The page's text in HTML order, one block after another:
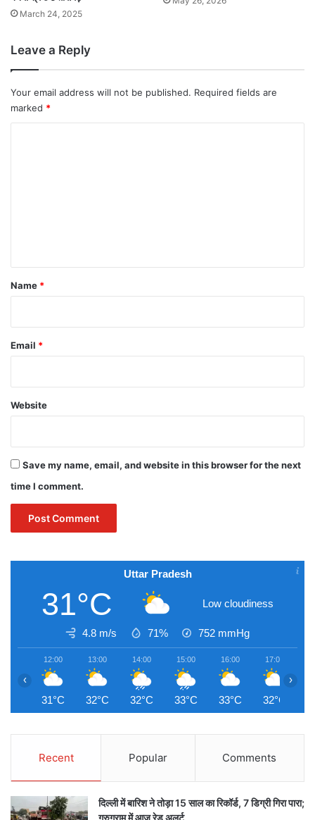
March 24, 2025
Leave a Reply
Your email address will not be published. Required fields are
marked *
*
Name *
Email *
Website
Save my name, email, and website in this browser for the next
time I comment.
Uttar Pradesh
31°C Low cloudiness
4.8 m/s 71% 752 mmHg
12:00
31°C
13:00
32°C
14:00
32°C
15:00
33°C
16:00
33°C
17:00
32°C
‹ ›
Recent Popular Comments
दिल्ली में बारिश ने तोड़ा 15 साल का रिकॉर्ड, 7 डिग्री गिरा पारा;
गुरुग्राम में आज रेड अलर्ट